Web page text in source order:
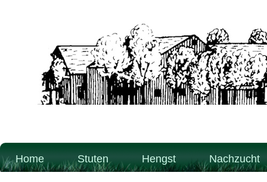
Home Stuten Hengst Nachzucht